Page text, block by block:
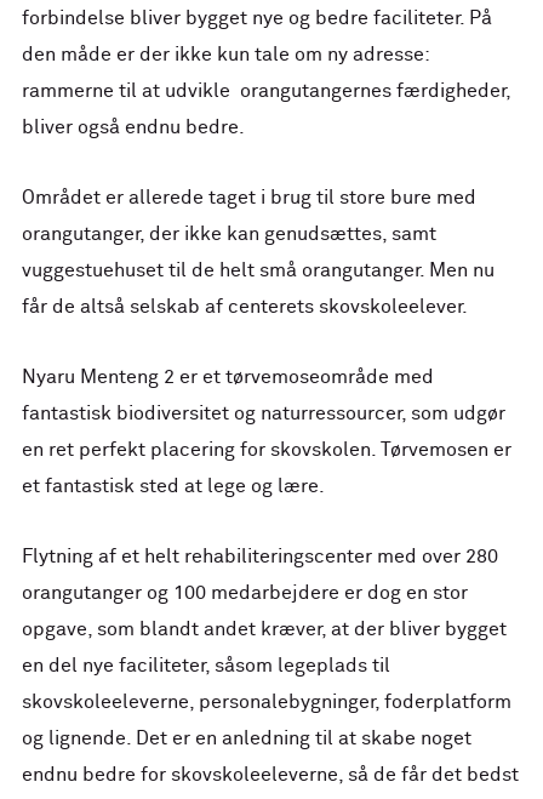
forbindelse bliver bygget nye og bedre faciliteter. På
den måde er der ikke kun tale om ny adresse:
rammerne til at udvikle orangutangernes færdigheder,
bliver også endnu bedre.
Området er allerede taget i brug til store bure med
orangutanger, der ikke kan genudsættes, samt
vuggestuehuset til de helt små orangutanger. Men nu
får de altså selskab af centerets skovskoleelever.
Nyaru Menteng 2 er et tørvemoseområde med
fantastisk biodiversitet og naturressourcer, som udgør
en ret perfekt placering for skovskolen. Tørvemosen er
et fantastisk sted at lege og lære.
Flytning af et helt rehabiliteringscenter med over 280
orangutanger og 100 medarbejdere er dog en stor
opgave, som blandt andet kræver, at der bliver bygget
en del nye faciliteter, såsom legeplads til
skovskoleeleverne, personalebygninger, foderplatform
og lignende. Det er en anledning til at skabe noget
endnu bedre for skovskoleeleverne, så de får det bedst